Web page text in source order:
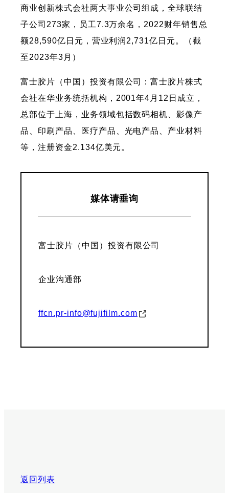
商业创新株式会社两大事业公司组成，全球联结
子公司273家，员工7.3万余名，2022财年销售总
额28,590亿日元，营业利润2,731亿日元。（截
至2023年3月）
富士胶片（中国）投资有限公司：富士胶片株式
会社在华业务统括机构，2001年4月12日成立，
总部位于上海，业务领域包括数码相机、影像产
品、印刷产品、医疗产品、光电产品、产业材料
等，注册资金2.134亿美元。
媒体请垂询
富士胶片（中国）投资有限公司
企业沟通部
ffcn.pr-info@fujifilm.com
返回列表